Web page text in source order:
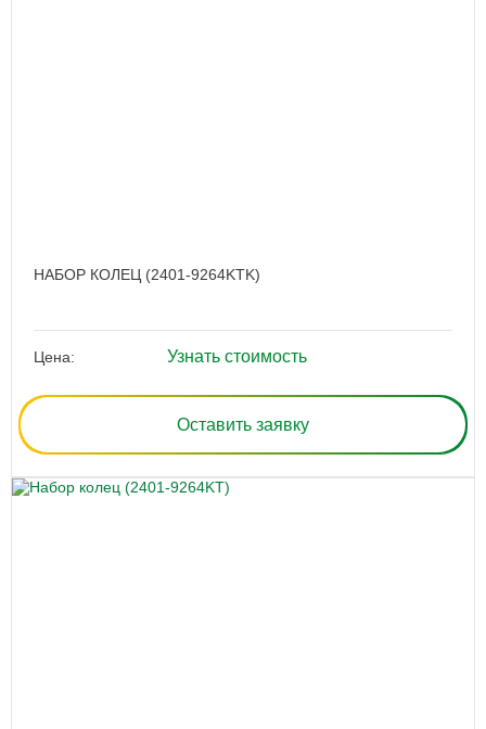
НАБОР КОЛЕЦ (2401-9264KTK)
Цена: Узнать стоимость
Оставить заявку